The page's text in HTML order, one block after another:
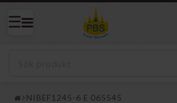
NIBEF1245-6 E 065545